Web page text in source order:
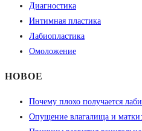
Диагностика
Интимная пластика
Лабиопластика
Омоложение
НОВОЕ
Почему плохо получается
Опущение влагалища и